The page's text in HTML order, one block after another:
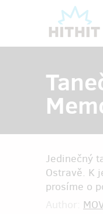
Jedinečný
Ostravě. K
prosíme o